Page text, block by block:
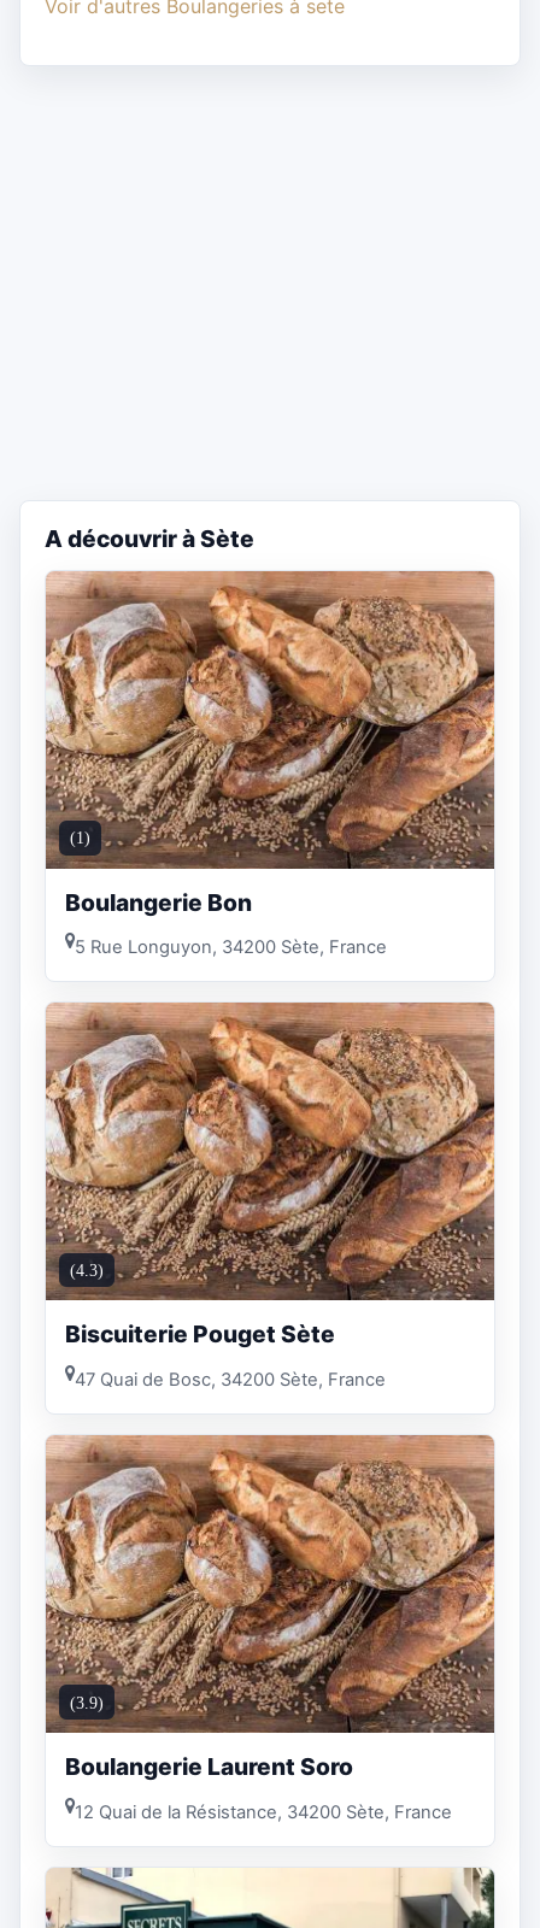
Voir d'autres Boulangeries à sete
A découvrir à Sète
(1)
Boulangerie Bon
5 Rue Longuyon, 34200 Sète, France
(4.3)
Biscuiterie Pouget Sète
47 Quai de Bosc, 34200 Sète, France
(3.9)
Boulangerie Laurent Soro
12 Quai de la Résistance, 34200 Sète, France